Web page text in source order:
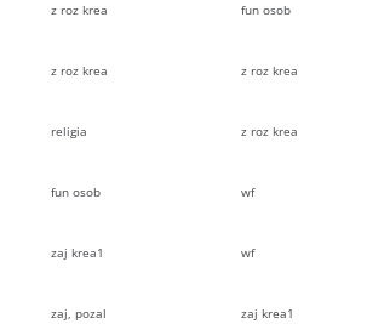
z roz krea fun osob
z roz krea z roz krea
religia z roz krea
fun osob wf
zaj krea1 wf
zaj, pozal zaj krea1